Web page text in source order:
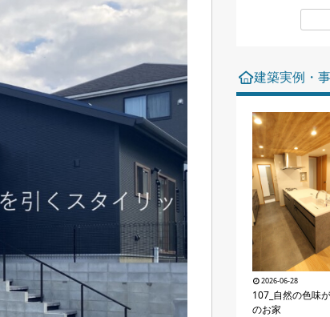
キャ
家
お問
建築実例・
2026-06-28
107_自然の色味
のお家